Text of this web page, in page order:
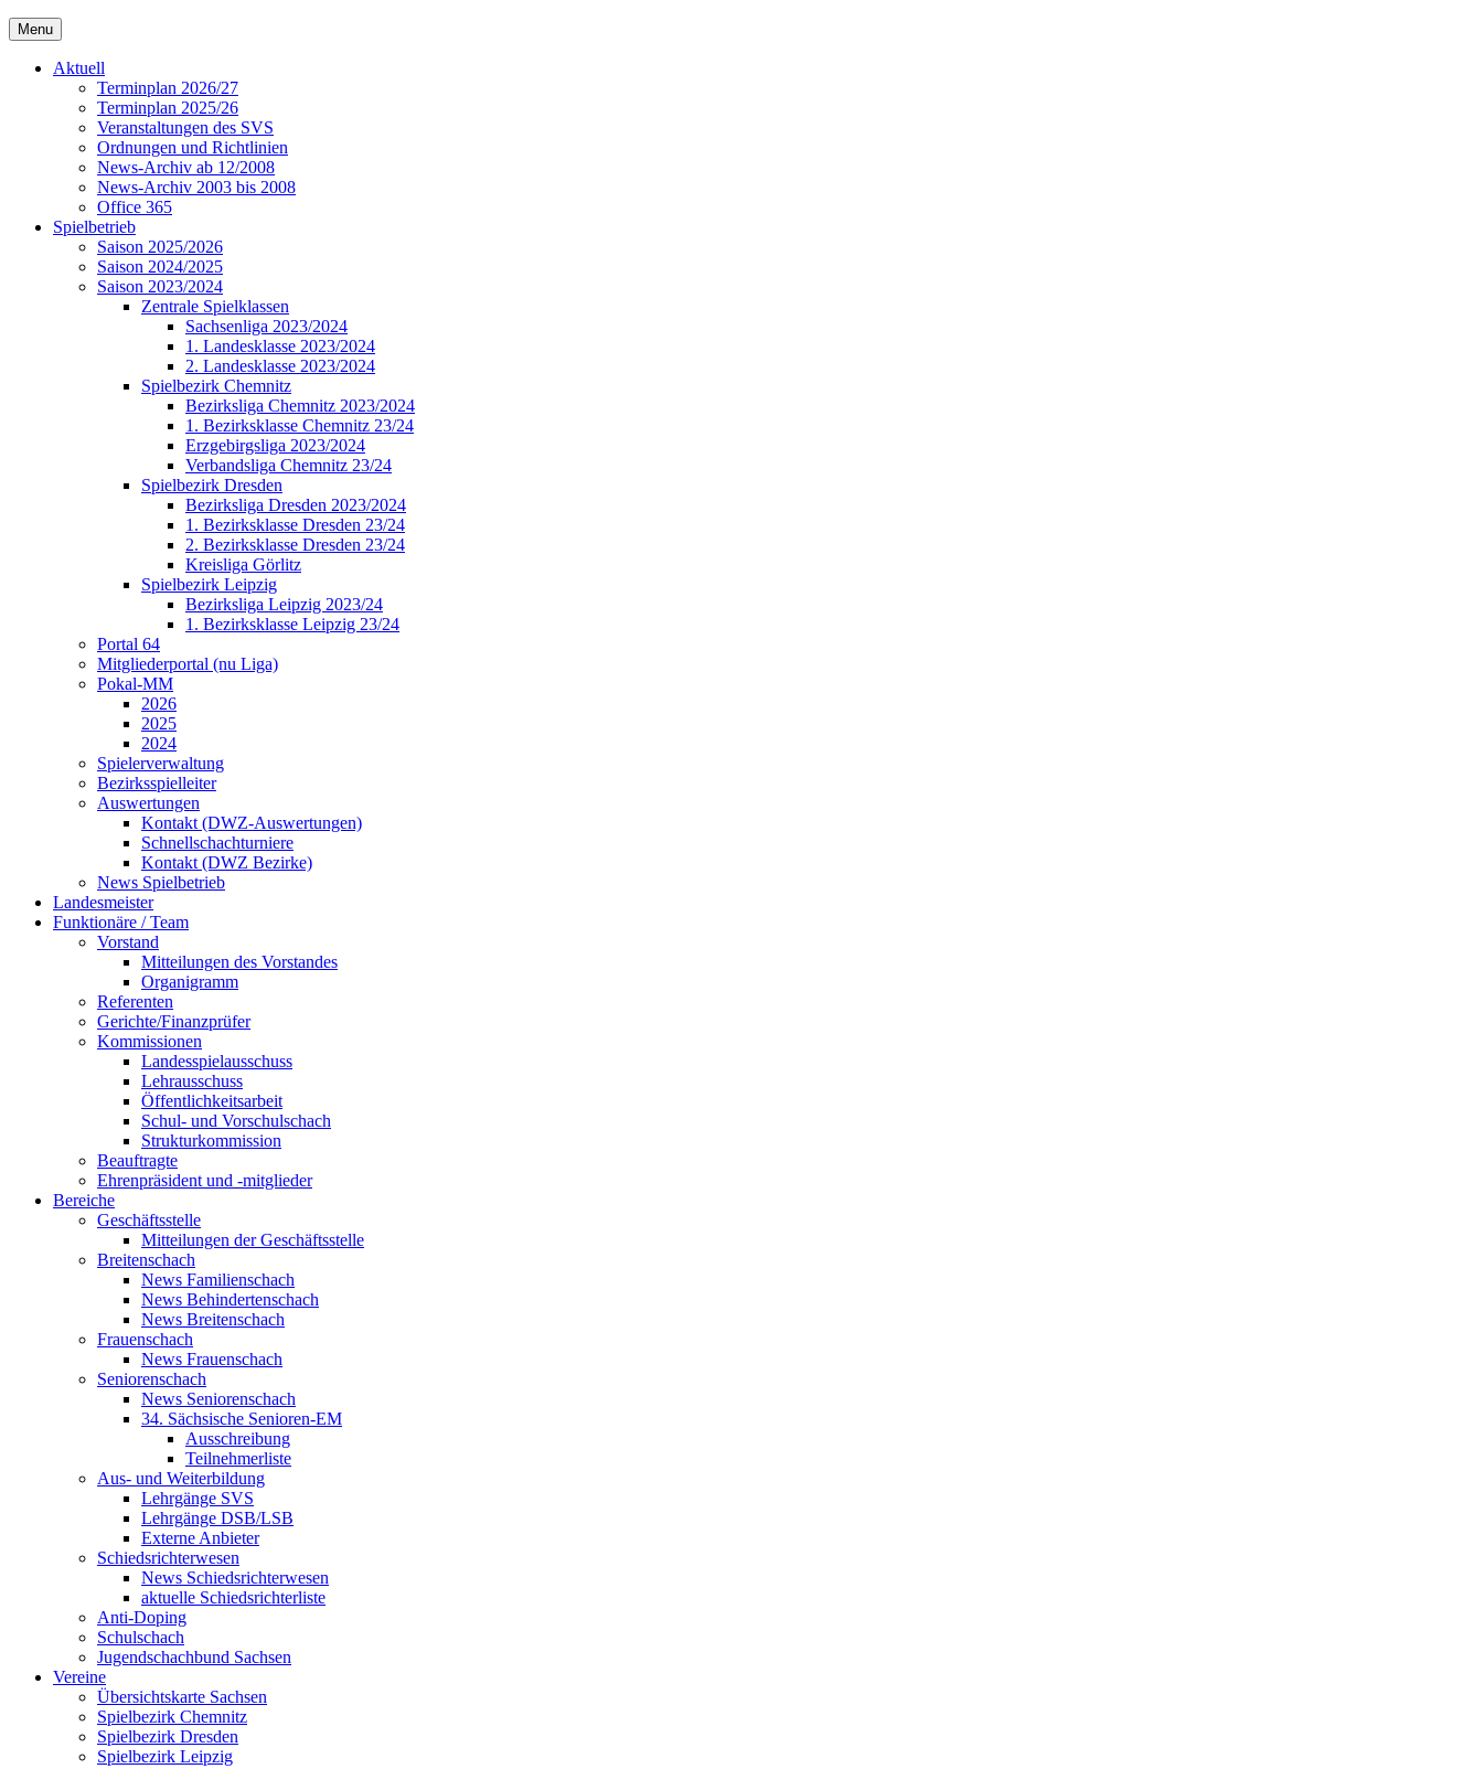
Menu
Aktuell
Terminplan 2026/27
Terminplan 2025/26
Veranstaltungen des SVS
Ordnungen und Richtlinien
News-Archiv ab 12/2008
News-Archiv 2003 bis 2008
Office 365
Spielbetrieb
Saison 2025/2026
Saison 2024/2025
Saison 2023/2024
Zentrale Spielklassen
Sachsenliga 2023/2024
1. Landesklasse 2023/2024
2. Landesklasse 2023/2024
Spielbezirk Chemnitz
Bezirksliga Chemnitz 2023/2024
1. Bezirksklasse Chemnitz 23/24
Erzgebirgsliga 2023/2024
Verbandsliga Chemnitz 23/24
Spielbezirk Dresden
Bezirksliga Dresden 2023/2024
1. Bezirksklasse Dresden 23/24
2. Bezirksklasse Dresden 23/24
Kreisliga Görlitz
Spielbezirk Leipzig
Bezirksliga Leipzig 2023/24
1. Bezirksklasse Leipzig 23/24
Portal 64
Mitgliederportal (nu Liga)
Pokal-MM
2026
2025
2024
Spielerverwaltung
Bezirksspielleiter
Auswertungen
Kontakt (DWZ-Auswertungen)
Schnellschachturniere
Kontakt (DWZ Bezirke)
News Spielbetrieb
Landesmeister
Funktionäre / Team
Vorstand
Mitteilungen des Vorstandes
Organigramm
Referenten
Gerichte/Finanzprüfer
Kommissionen
Landesspielausschuss
Lehrausschuss
Öffentlichkeitsarbeit
Schul- und Vorschulschach
Strukturkommission
Beauftragte
Ehrenpräsident und -mitglieder
Bereiche
Geschäftsstelle
Mitteilungen der Geschäftsstelle
Breitenschach
News Familienschach
News Behindertenschach
News Breitenschach
Frauenschach
News Frauenschach
Seniorenschach
News Seniorenschach
34. Sächsische Senioren-EM
Ausschreibung
Teilnehmerliste
Aus- und Weiterbildung
Lehrgänge SVS
Lehrgänge DSB/LSB
Externe Anbieter
Schiedsrichterwesen
News Schiedsrichterwesen
aktuelle Schiedsrichterliste
Anti-Doping
Schulschach
Jugendschachbund Sachsen
Vereine
Übersichtskarte Sachsen
Spielbezirk Chemnitz
Spielbezirk Dresden
Spielbezirk Leipzig